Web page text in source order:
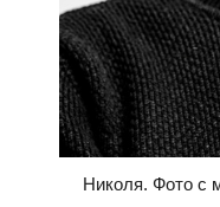
Николя. Фото с